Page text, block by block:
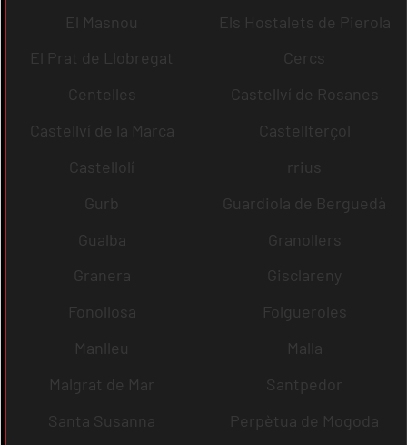
El Masnou
Els Hostalets de Pierola
El Prat de Llobregat
Cercs
Centelles
Castellví de Rosanes
Castellví de la Marca
Castellterçol
Castellolí
rrius
Gurb
Guardiola de Berguedà
Gualba
Granollers
Granera
Gisclareny
Fonollosa
Folgueroles
Manlleu
Malla
Malgrat de Mar
Santpedor
Santa Susanna
Perpètua de Mogoda